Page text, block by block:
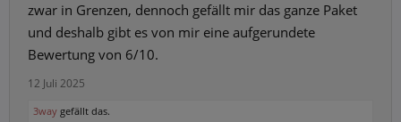
zwar in Grenzen, dennoch gefällt mir das ganze Paket
und deshalb gibt es von mir eine aufgerundete
Bewertung von 6/10.
12 Juli 2025
3way gefällt das.